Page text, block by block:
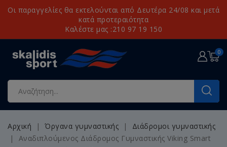
Οι παραγγελίες θα εκτελούνται από Δευτέρα 24/08 και μετά
κατά προτεραιότητα
Καλέστε μας :210 97 19 150
0
Αρχική Όργανα γυμναστικής
Διάδρομοι γυμναστικής
Αναδιπλούμενος Διάδρομος Γυμναστικής Viking Smart